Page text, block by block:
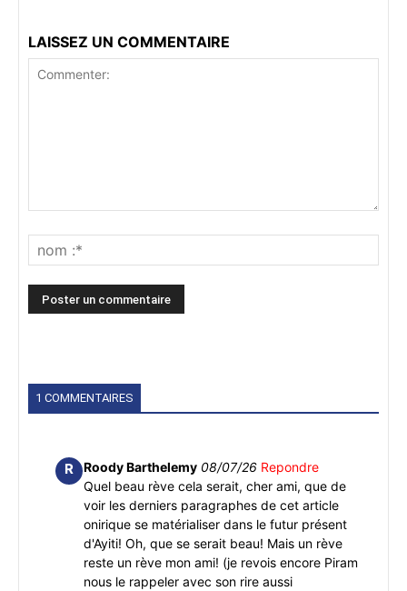
LAISSEZ UN COMMENTAIRE
1 COMMENTAIRES
R Roody Barthelemy 08/07/26 Repondre
Quel beau rève cela serait, cher ami, que de
voir les derniers paragraphes de cet article
onirique se matérialiser dans le futur présent
d'Ayiti! Oh, que se serait beau! Mais un rève
reste un rève mon ami! (je revois encore Piram
nous le rappeler avec son rire aussi